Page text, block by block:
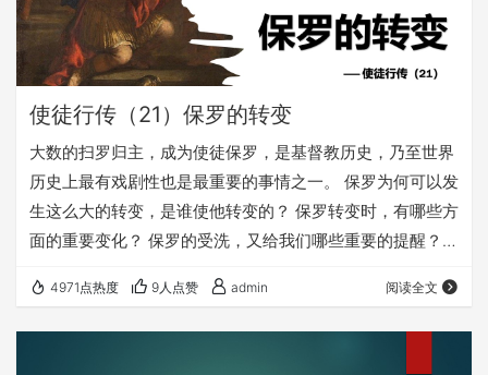
使徒行传（21）保罗的转变
大数的扫罗归主，成为使徒保罗，是基督教历史，乃至世界
历史上最有戏剧性也是最重要的事情之一。 保罗为何可以发
生这么大的转变，是谁使他转变的？ 保罗转变时，有哪些方
面的重要变化？ 保罗的受洗，又给我们哪些重要的提醒？
灵魂。 欢迎您收听： 《保罗的转变》
https://fuyin116.com/j9xl 重温之前的内容，请点击： 《使
4971点热度 9人点赞 admin 阅读全文